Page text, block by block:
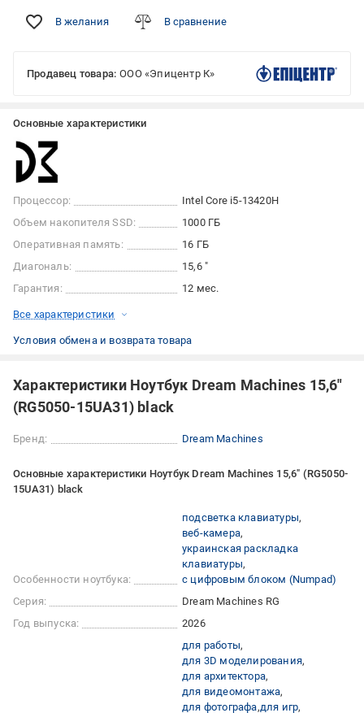
В желания В сравнение
Продавец товара: ООО «Эпицентр К»
Основные характеристики
Процессор:
Intel Core i5-13420H
Объем накопителя SSD:
1000 ГБ
Оперативная память:
16 ГБ
Диагональ:
15,6 "
Гарантия:
12 мес.
Все характеристики
Условия обмена и возврата товара
Характеристики Ноутбук Dream Machines 15,6"
(RG5050-15UA31) black
Бренд: Dream Machines
Основные характеристики Ноутбук Dream Machines 15,6" (RG5050-
15UA31) black
Особенности ноутбука:
подсветка клавиатуры
веб-камера
украинская раскладка
клавиатуры
с цифровым блоком (Numpad)
Серия:
Dream Machines RG
Год выпуска:
2026
для работы
для 3D моделирования
для архитектора
для видеомонтажа
для фотографа для игр